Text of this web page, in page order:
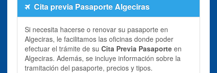
Cita previa Pasaporte Algeciras
Si necesita hacerse o renovar su pasaporte en
Algeciras, le facilitamos las oficinas donde poder
efectuar el trámite de su Cita Previa Pasaporte en
Algeciras. Además, se incluye información sobre la
tramitación del pasaporte, precios y tipos.